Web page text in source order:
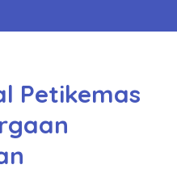
Petikemas